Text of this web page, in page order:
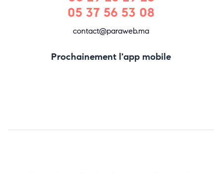
05 37 56 53 08
contact@paraweb.ma
Prochainement l'app mobile